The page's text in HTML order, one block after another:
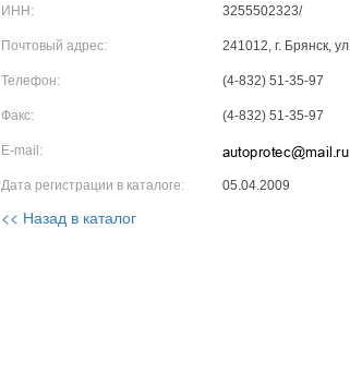
ИНН: 3255502323/
Почтовый адрес: 241012, г. Брянск,
Телефон: (4-832) 51-35-97
Факс: (4-832) 51-35-97
E-mail:
Дата регистрации в каталоге: 05.04.2009
<< Назад в каталог